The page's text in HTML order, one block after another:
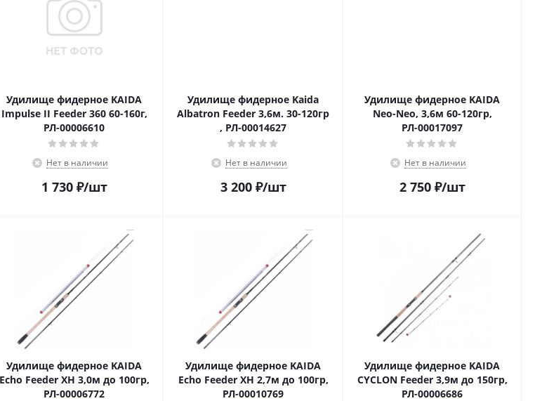
Удилище фидерное KAIDA
Impulse II Feeder 360 60-160г,
РЛ-00006610
Нет в наличии
1 730₽/шт
Удилище фидерное Kaida
Albatron Feeder 3,6м. 30-120гр
, РЛ-00014627
Нет в наличии
3 200₽/шт
Удилище фидерное KAIDA
Neo-Neo, 3,6м 60-120гр,
РЛ-00017097
Нет в наличии
2 750₽/шт
Удилище фидерное KAIDA
Echo Feeder XH 3,0м до 100гр,
РЛ-00006772
Удилище фидерное KAIDA
Echo Feeder XH 2,7м до 100гр,
РЛ-00010769
Удилище фидерное KAIDA
CYCLON Feeder 3,9м до 150гр,
РЛ-00006686